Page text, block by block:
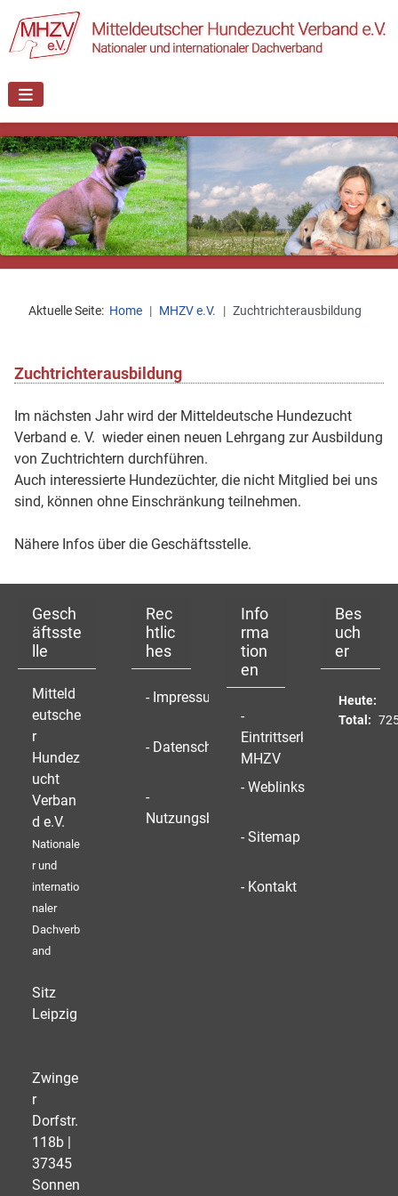
Aktuelle Seite: Home MHZV e.V. Zuchtrichterausbildung
Zuchtrichterausbildung
Im nächsten Jahr wird der Mitteldeutsche Hundezucht
Verband e. V. wieder einen neuen Lehrgang zur Ausbildung
von Zuchtrichtern durchführen.
Auch interessierte Hundezüchter, die nicht Mitglied bei uns
sind, können ohne Einschränkung teilnehmen.
Nähere Infos über die Geschäftsstelle.
Gesch
äftsste
lle
Mitteld
eutsche
r
Hundez
ucht
Verban
d e.V.
Nationale
r und
internatio
naler
Dachverb
and
Sitz
Leipzig
Zwinge
r
Dorfstr.
118b |
37345
Sonnen
Rec
htlic
hes
- Impressum
- Datenschutz
-
Nutzungsbedingungen
Info
rma
tion
en
-
Eintrittserklärung
MHZV
- Weblinks
- Sitemap
- Kontakt
Bes
uch
er
Heute:
Total: